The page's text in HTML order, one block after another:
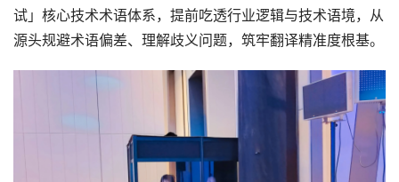
试」核心技术术语体系，提前吃透行业逻辑与技术语境，从
源头规避术语偏差、理解歧义问题，筑牢翻译精准度根基。